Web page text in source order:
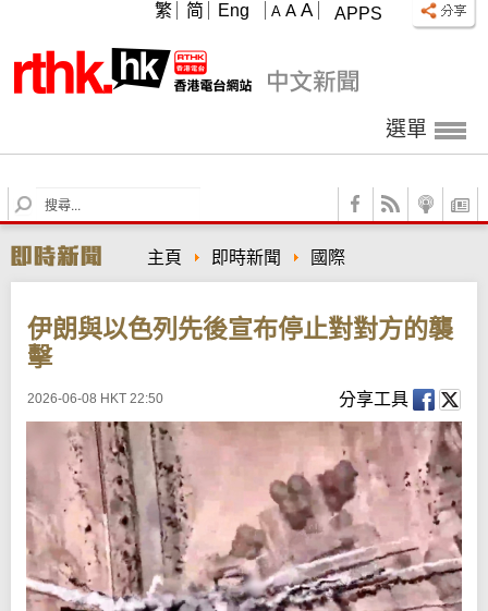
APPS
A A A
繁 简 Eng
選單
S
e
r
c
主頁 即時新聞 國際
伊朗與以色列先後宣布停止對對方的襲
擊
2026-06-08 HKT 22:50 分享工具